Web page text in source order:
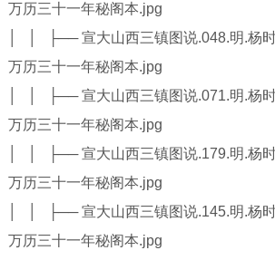
万历三十一年秘阁本.jpg
│ │ ├── 宣大山西三镇图说.048.明.杨
万历三十一年秘阁本.jpg
│ │ ├── 宣大山西三镇图说.071.明.杨
万历三十一年秘阁本.jpg
│ │ ├── 宣大山西三镇图说.179.明.杨
万历三十一年秘阁本.jpg
│ │ ├── 宣大山西三镇图说.145.明.杨
万历三十一年秘阁本.jpg